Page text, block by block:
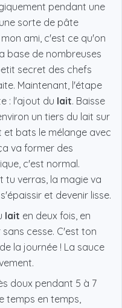
pendant une
sorte de pâte
ami, c'est ce qu'on
base de nombreuses
secret des chefs
Maintenant, l'étape
: l'ajout du lait. Baisse
un tiers du lait sur
et bats le mélange avec
va former des
c'est normal.
tu verras, la magie va
et devenir lisse.
lait en deux fois, en
cesse. C'est ton
la journée ! La sauce
doux pendant 5 à 7
temps en temps,